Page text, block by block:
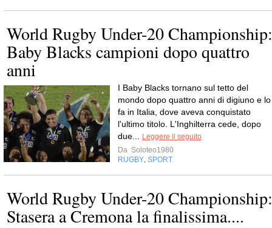
World Rugby Under-20 Championship:
Baby Blacks campioni dopo quattro
anni
I Baby Blacks tornano sul tetto del
mondo dopo quattro anni di digiuno e lo
fa in Italia, dove aveva conquistato
l'ultimo titolo. L'Inghilterra cede, dopo
due...
Leggere il seguito
Da Soloteo1980
RUGBY SPORT
World Rugby Under-20 Championship:
Stasera a Cremona la finalissima....